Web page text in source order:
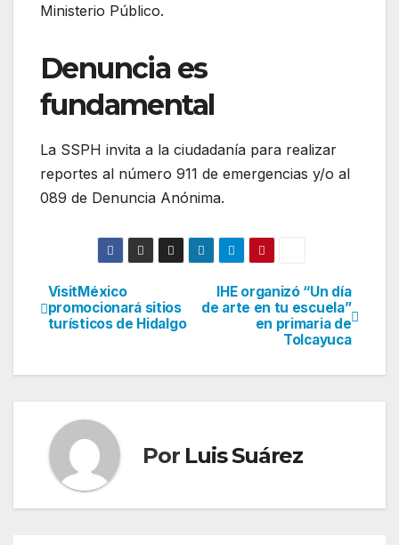
Ministerio Público.
Denuncia es
fundamental
La SSPH invita a la ciudadanía para realizar
reportes al número 911 de emergencias y/o al
089 de Denuncia Anónima.
Navegación
de
entradas
IHE organizó “Un día
de arte en tu escuela”
en primaria de
Tolcayuca
VisitMéxico
promocionará sitios
turísticos de Hidalgo
Por Luis Suárez